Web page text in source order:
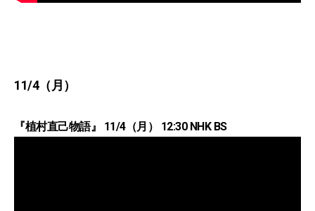
11/4（月）
『植村直己物語』 11/4（月） 12:30 NHK BS